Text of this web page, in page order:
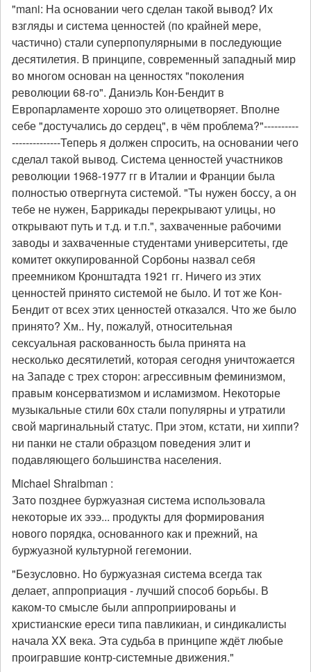
"mani: На основании чего сделан такой вывод? Их
взгляды и система ценностей (по крайней мере,
частично) стали суперпопулярными в последующие
десятилетия. В принципе, современный западный мир
во многом основан на ценностях "поколения
революции 68-го". Даниэль Кон-Бендит в
Европарламенте хорошо это олицетворяет. Вполне
себе "достучались до сердец", в чём проблема?"----------
--------------Теперь я должен спросить, на основании чего
сделал такой вывод. Система ценностей участников
революции 1968-1977 гг в Италии и Франции была
полностью отвергнута системой. "Ты нужен боссу, а он
тебе не нужен, Баррикады перекрывают улицы, но
открывают путь и т.д. и т.п.", захваченные рабочими
заводы и захваченные студентами университеты, где
комитет оккупированной Сорбоны назвал себя
преемником Кронштадта 1921 гг. Ничего из этих
ценностей принято системой не было. И тот же Кон-
Бендит от всех этих ценностей отказался. Что же было
принято? Хм.. Ну, пожалуй, относительная
сексуальная раскованность была принята на
несколько десятилетий, которая сегодня уничтожается
на Западе с трех сторон: агрессивным феминизмом,
правым консерватизмом и исламизмом. Некоторые
музыкальные стили 60х стали популярны и утратили
свой маргинальный статус. При этом, кстати, ни хиппи?
ни панки не стали образцом поведения элит и
подавляющего большинства населения.
Michael Shraibman :
Зато позднее буржуазная система использовала
некоторые их эээ... продукты для формирования
нового порядка, основанного как и прежний, на
буржуазной культурной гегемонии.
"Безусловно. Но буржуазная система всегда так
делает, аппроприация - лучший способ борьбы. В
каком-то смысле были аппроприированы и
христианские ереси типа павликиан, и синдикалисты
начала XX века. Эта судьба в принципе ждёт любые
проигравшие контр-системные движения."